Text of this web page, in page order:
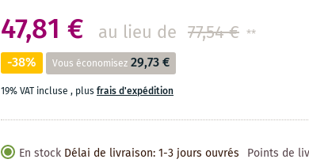
47,81 € au lieu de 77,54 € **
-38% Vous économisez 29,73 €
19% VAT incluse , plusfrais d'expédition
En stock Délai de livraison: 1-3 jours ouvrés Points de